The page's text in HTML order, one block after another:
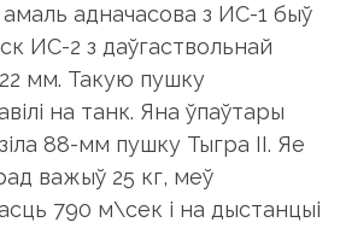
адначасова з ИС-1 быў
ИС-2 з даўгаствольнай
мм. Такую пушку
на танк. Яна ўпаўтары
88-мм пушку Тыгра II. Яе
важыў 25 кг, меў
790 м\сек і на дыстанцыі